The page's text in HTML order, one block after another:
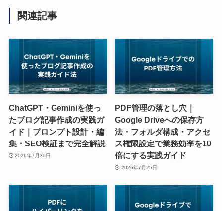
関連記事
ChatGPT・Geminiを使っ
たブログ記事作成の実践ガ
イド｜プロンプト設計・編
集・SEO検証まで完全解説
2026年7月30日
PDF管理の落とし穴｜
Google Driveへの保存方
法・フォルダ構成・アクセ
ス権限設定で業務効率を10
倍にする実践ガイド
2026年7月25日